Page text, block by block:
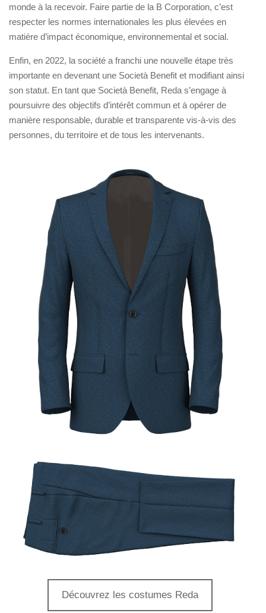
monde à la recevoir. Faire partie de la B Corporation, c’est
respecter les normes internationales les plus élevées en
matière d’impact économique, environnemental et social.
Enfin, en 2022, la société a franchi une nouvelle étape très
importante en devenant une Società Benefit et modifiant ainsi
son statut. En tant que Società Benefit, Reda s’engage à
poursuivre des objectifs d’intérêt commun et à opérer de
manière responsable, durable et transparente vis-à-vis des
personnes, du territoire et de tous les intervenants.
Découvrez les costumes Reda